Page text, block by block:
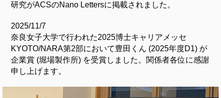
研究がACSのNano Lettersに掲載されました。
2025/11/7
奈良女子大学で行われた2025博士キャリアメッセ
KYOTO/NARA第2部において豊田くん (2025年度D1) が
企業賞 (堀場製作所) を受賞しました。関係者各位に感謝
申し上げます。